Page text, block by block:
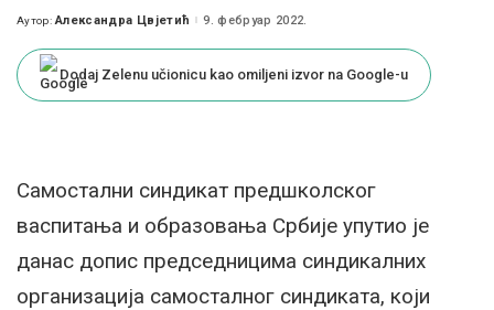
Posted
Аутор: Александра Цвјетић 9. фебруар 2022.
Dodaj Zelenu učionicu kao omiljeni izvor na Google-u
Самостални синдикат предшколског
васпитања и образовања Србије упутио је
данас допис председницима синдикалних
организација самосталног синдиката, који